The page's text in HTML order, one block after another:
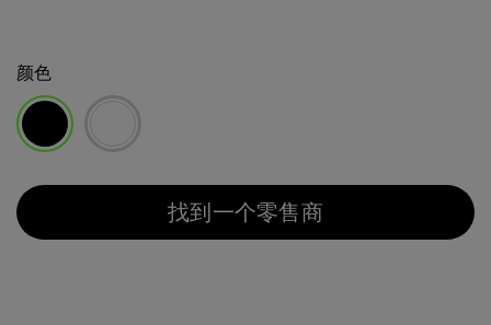
颜色
找到一个零售商